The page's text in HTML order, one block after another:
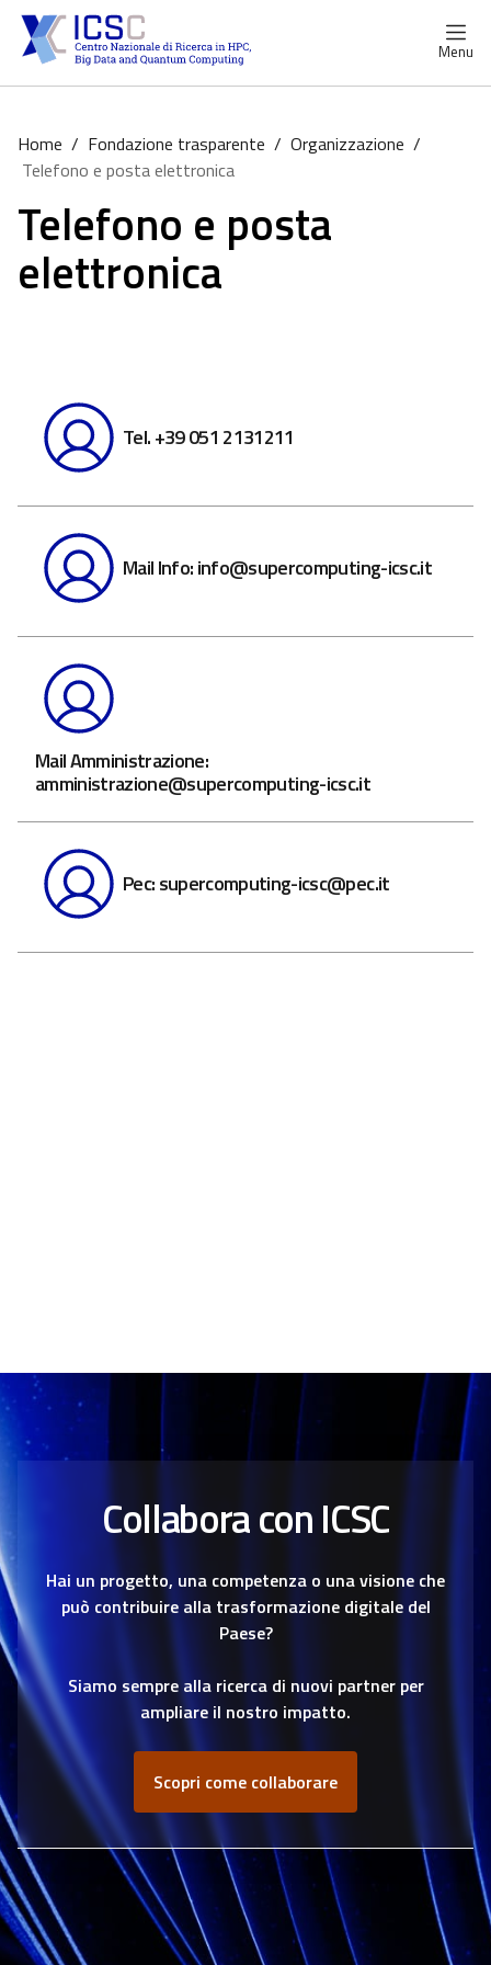
Menu
Home / Fondazione trasparente / Organizzazione /
Telefono e posta elettronica
Telefono e posta
elettronica
Tel. +39 051 2131211
Mail Info: info@supercomputing-icsc.it
Mail Amministrazione:
amministrazione@supercomputing-icsc.it
Pec: supercomputing-icsc@pec.it
Collabora con ICSC
Hai un progetto, una competenza o una visione che
può contribuire alla trasformazione digitale del
Paese?
Siamo sempre alla ricerca di nuovi partner per
ampliare il nostro impatto.
Scopri come collaborare